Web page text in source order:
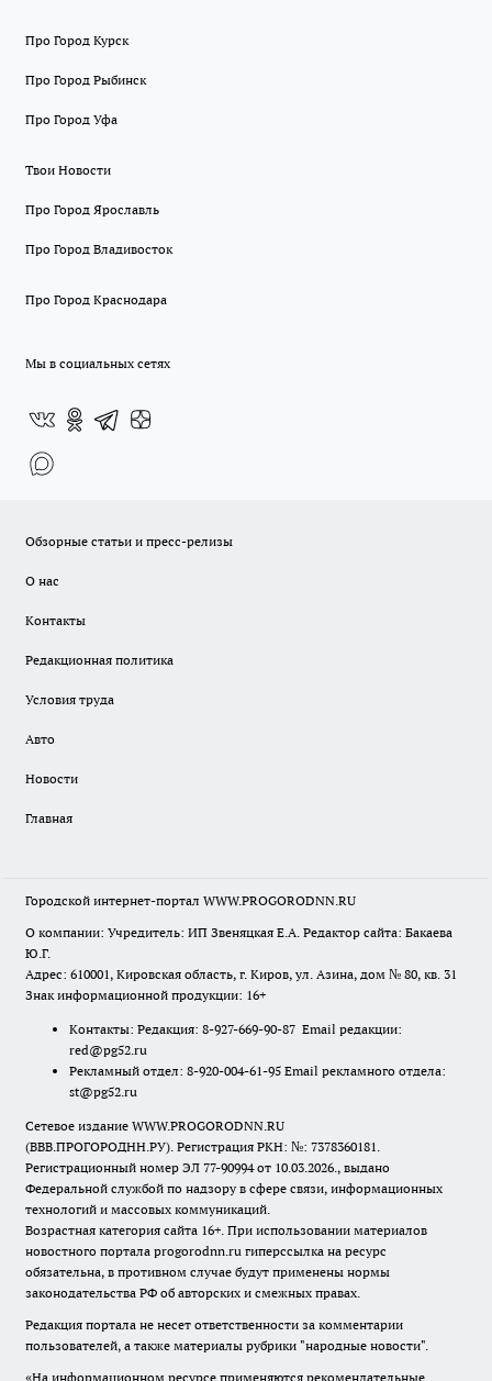
Про Город Курск
Про Город Рыбинск
Про Город Уфа
Твои Новости
Про Город Ярославль
Про Город Владивосток
Про Город Краснодара
Мы в социальных сетях
Обзорные статьи и пресс-релизы
О нас
Контакты
Редакционная политика
Условия труда
Авто
Новости
Главная
Городской интернет-портал WWW.PROGORODNN.RU
О компании: Учредитель: ИП Звеняцкая Е.А. Редактор сайта: Бакаева
Ю.Г.
Адрес: 610001, Кировская область, г. Киров, ул. Азина, дом № 80, кв. 31
Знак информационной продукции: 16+
Контакты: Редакция: 8-927-669-90-87 Email редакции:
red@pg52.ru
Рекламный отдел: 8-920-004-61-95 Email рекламного отдела:
st@pg52.ru
Сетевое издание WWW.PROGORODNN.RU
(ВВВ.ПРОГОРОДНН.РУ). Регистрация РКН: №: 7378360181.
Регистрационный номер ЭЛ 77-90994 от 10.03.2026., выдано
Федеральной службой по надзору в сфере связи, информационных
технологий и массовых коммуникаций.
Возрастная категория сайта 16+. При использовании материалов
новостного портала progorodnn.ru гиперссылка на ресурс
обязательна, в противном случае будут применены нормы
законодательства РФ об авторских и смежных правах.
Редакция портала не несет ответственности за комментарии
пользователей, а также материалы рубрики "народные новости".
«На информационном ресурсе применяются рекомендательные